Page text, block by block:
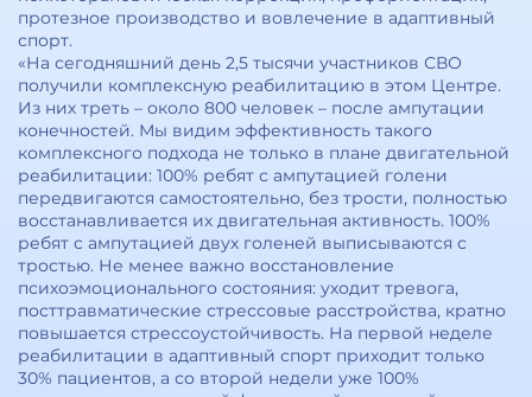
протезное производство и вовлечение в адаптивный
спорт.
«На сегодняшний день 2,5 тысячи участников СВО
получили комплексную реабилитацию в этом Центре.
Из них треть – около 800 человек – после ампутации
конечностей. Мы видим эффективность такого
комплексного подхода не только в плане двигательной
реабилитации: 100% ребят с ампутацией голени
передвигаются самостоятельно, без трости, полностью
восстанавливается их двигательная активность. 100%
ребят с ампутацией двух голеней выписываются с
тростью. Не менее важно восстановление
психоэмоционального состояния: уходит тревога,
посттравматические стрессовые расстройства, кратно
повышается стрессоустойчивость. На первой неделе
реабилитации в адаптивный спорт приходит только
30% пациентов, а со второй недели уже 100%